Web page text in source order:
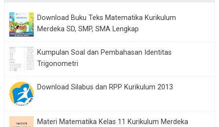
Download Buku Teks Matematika Kurikulum
Merdeka SD, SMP, SMA Lengkap
Kumpulan Soal dan Pembahasan Identitas
Trigonometri
Download Silabus dan RPP Kurikulum 2013
Materi Matematika Kelas 11 Kurikulum Merdeka